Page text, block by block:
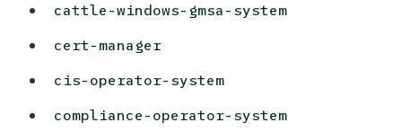
cattle-windows-gmsa-system
cert-manager
cis-operator-system
compliance-operator-system